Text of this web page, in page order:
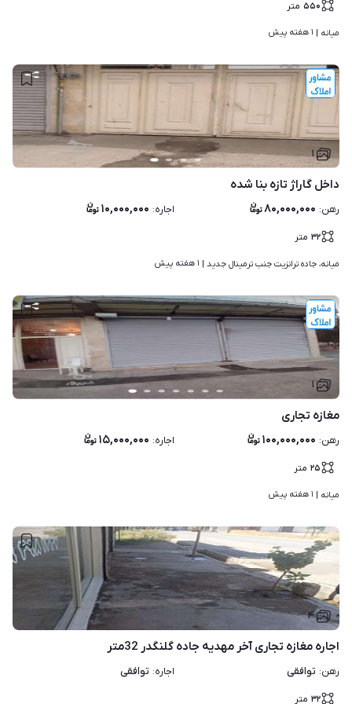
۵۵۰ متر
میانه | ۱ هفته پیش
۱
داخل گاراژ تازه بنا شده
رهن: ۸۰,۰۰۰,۰۰۰ اجاره: ۱۰,۰۰۰,۰۰۰
۳۲ متر
میانه، جاده ترانزیت جنب ترمینال جدید | ۱ هفته پیش
۱
مغازه تجاری
رهن: ۱۰۰,۰۰۰,۰۰۰ اجاره: ۱۵,۰۰۰,۰۰۰
۲۵ متر
میانه | ۱ هفته پیش
۴
اجاره مغازه تجاری آخر مهدیه جاده گلنگدر 32متر
رهن: توافقی اجاره: توافقی
۳۲ متر